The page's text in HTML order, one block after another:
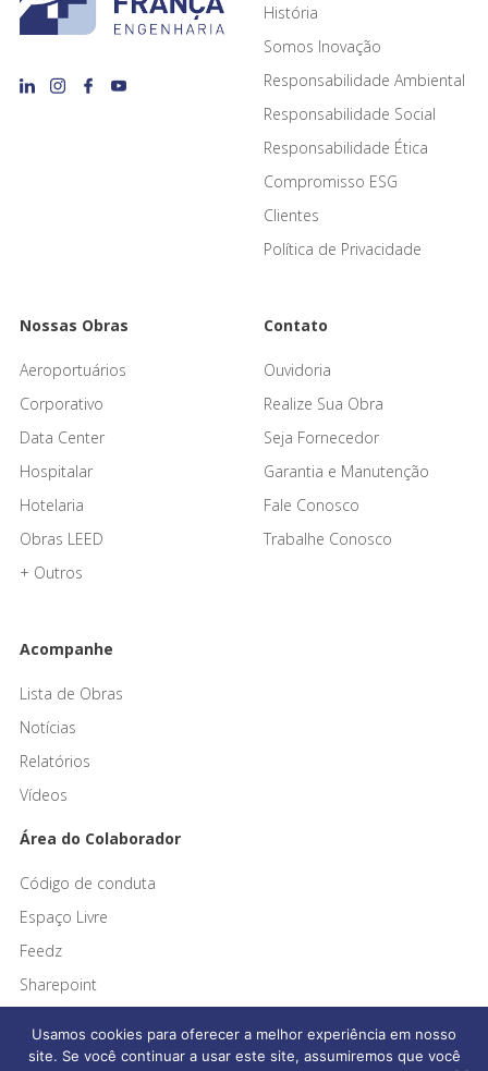
História
Somos Inovação
Responsabilidade Ambiental
Responsabilidade Social
Responsabilidade Ética
Compromisso ESG
Clientes
Política de Privacidade
Nossas Obras
Aeroportuários
Corporativo
Data Center
Hospitalar
Hotelaria
Obras LEED
+ Outros
Contato
Ouvidoria
Realize Sua Obra
Seja Fornecedor
Garantia e Manutenção
Fale Conosco
Trabalhe Conosco
Acompanhe
Lista de Obras
Notícias
Relatórios
Vídeos
Área do Colaborador
Código de conduta
Espaço Livre
Feedz
Sharepoint
Usamos cookies para oferecer a melhor experiência em nosso
site. Se você continuar a usar este site, assumiremos que você